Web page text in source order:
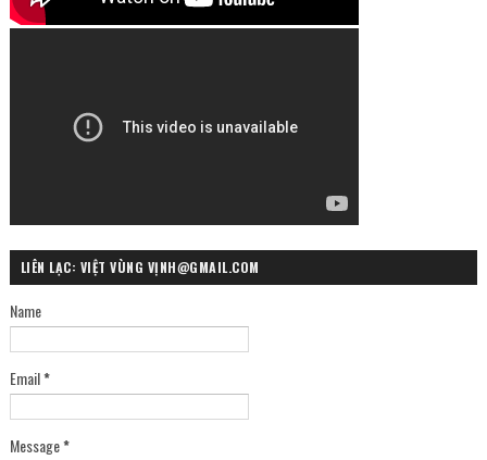
LIÊN LẠC: VIỆT VÙNG VỊNH@GMAIL.COM
Name
Email*
Message*